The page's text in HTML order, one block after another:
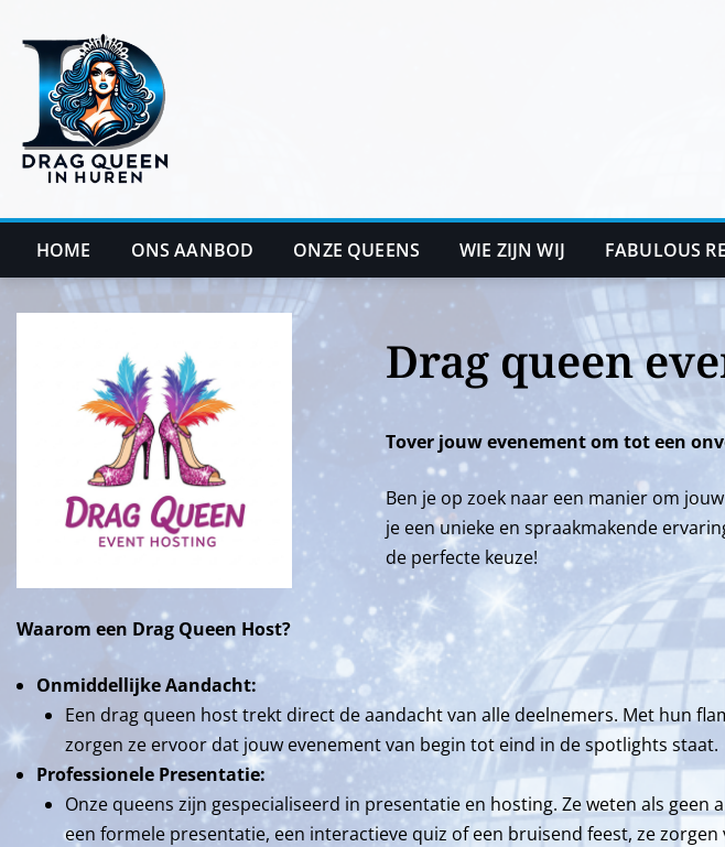
naar
inhoud
HOME ONS AANBOD ONZE QUEENS WIE ZIJN WIJ FABULOUS
Drag queen
Tover jouw evenement om tot een
Ben je op zoek naar een manier om
je een unieke en spraakmakende
de perfecte keuze!
Waarom een Drag Queen Host?
Onmiddellijke Aandacht:
Een drag queen host trekt direct de aandacht van alle deelnemers. Met hun
zorgen ze ervoor dat jouw evenement van begin tot eind in de spotlights staat.
Professionele Presentatie:
Onze queens zijn gespecialiseerd in presentatie en hosting. Ze weten als
een formele presentatie, een interactieve quiz of een bruisend feest, ze